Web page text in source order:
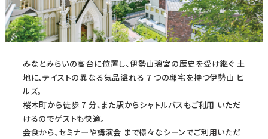
みなとみらいの高台に位置し、伊勢山璃宮の歴史を受け継ぐ 土
地に、テイストの異なる気品溢れる 7 つの邸宅を持つ伊勢山 ヒ
ルズ。
桜木町から徒歩 7 分、また駅からシャトルバスもご利用 いただ
けるのでゲストも快適。
会食から、セミナーや講演会 まで様々なシーンでご利用いただ